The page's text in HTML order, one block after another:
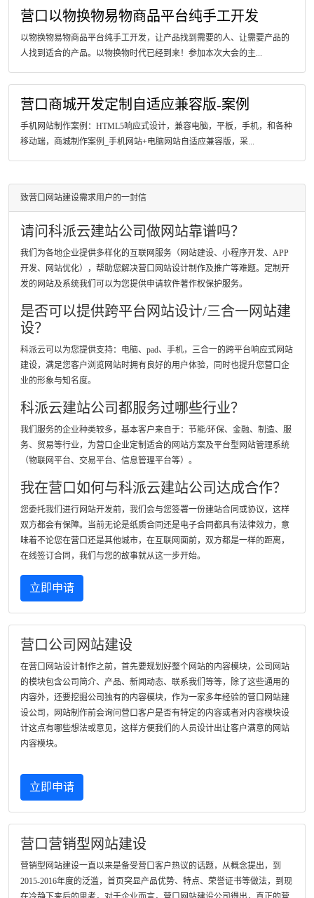
营口以物换物易物商品平台纯手工开发
以物换物易物商品平台纯手工开发，让产品找到需要的人、让需要产品的
人找到适合的产品。以物换物时代已经到来！参加本次大会的主...
营口商城开发定制自适应兼容版-案例
手机网站制作案例：HTML5响应式设计，兼容电脑，平板，手机，和各种
移动端，商城制作案例_手机网站+电脑网站自适应兼容版，采...
致营口网站建设需求用户的一封信
请问科派云建站公司做网站靠谱吗？
我们为各地企业提供多样化的互联网服务（网站建设、小程序开发、APP
开发、网站优化），帮助您解决营口网站设计制作及推广等难题。定制开
发的网站及系统我们可以为您提供申请软件著作权保护服务。
是否可以提供跨平台网站设计/三合一网站建
设？
科派云可以为您提供支持：电脑、pad、手机，三合一的跨平台响应式网站
建设，满足您客户浏览网站时拥有良好的用户体验，同时也提升您营口企
业的形象与知名度。
科派云建站公司都服务过哪些行业？
我们服务的企业种类较多，基本客户来自于：节能/环保、金融、制造、服
务、贸易等行业，为营口企业定制适合的网站方案及平台型网站管理系统
（物联网平台、交易平台、信息管理平台等）。
我在营口如何与科派云建站公司达成合作？
您委托我们进行网站开发前，我们会与您签署一份建站合同或协议，这样
双方都会有保障。当前无论是纸质合同还是电子合同都具有法律效力，意
味着不论您在营口还是其他城市，在互联网面前，双方都是一样的距离，
在线签订合同，我们与您的故事就从这一步开始。
立即申请
营口公司网站建设
在营口网站设计制作之前，首先要规划好整个网站的内容模块，公司网站
的模块包含公司简介、产品、新闻动态、联系我们等等，除了这些通用的
内容外，还要挖掘公司独有的内容模块，作为一家多年经验的营口网站建
设公司，网站制作前会询问营口客户是否有特定的内容或者对内容模块设
计这点有哪些想法或意见，这样方便我们的人员设计出让客户满意的网站
内容模块。
立即申请
营口营销型网站建设
营销型网站建设一直以来是备受营口客户热议的话题，从概念提出，到
2015-2016年度的泛滥，首页突显产品优势、特点、荣誉证书等做法，到现